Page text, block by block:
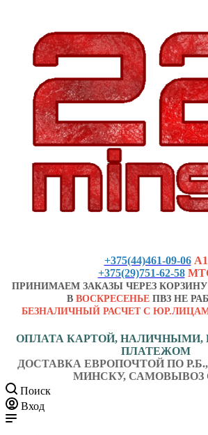
+375(44)461-09-06 А1
+375(29)751-62-58
ПРИНИМАЕМ ЗАКАЗЫ ЧЕРЕЗ КОРЗИНУ
В ВОСКРЕСЕНЬЕ ПВЗ НЕ
БЕЗНАЛИЧНЫЙ РАСЧЕТ С
ОПЛАТА КАРТОЙ,
ПЛАТЕЖОМ
ДОСТАВКА ЕВРОПОЧТОЙ ПО
МИНСКУ, САМОВЫВОЗ
Поиск
Вход